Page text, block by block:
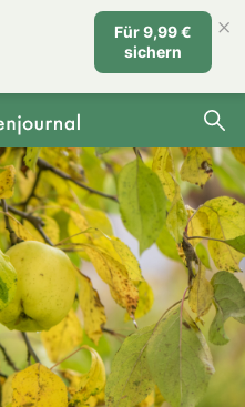
Für 9,99 €
sichern
×